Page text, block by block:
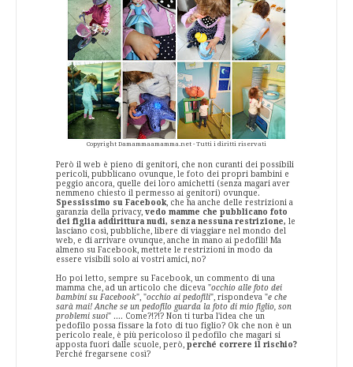
Copyright Damammaamamma.net - Tutti i diritti riservati
Però il web è pieno di genitori, che non curanti dei possibili
pericoli, pubblicano ovunque, le foto dei propri bambini e
peggio ancora, quelle dei loro amichetti (senza magari aver
nemmeno chiesto il permesso ai genitori) ovunque.
Spessissimo su Facebook , che ha anche delle restrizioni a
garanzia della privacy, vedo mamme che pubblicano foto
dei figlia addirittura nudi, senza nessuna restrizione, le
lasciano così, pubbliche, libere di viaggiare nel mondo del
web, e di arrivare ovunque, anche in mano ai pedofili! Ma
almeno su Facebook, mettete le restrizioni in modo da
essere visibili solo ai vostri amici, no?
Ho poi letto, sempre su Facebook, un commento di una
mamma che, ad un articolo che diceva "occhio alle foto dei
bambini su Facebook", "occhio ai pedofili", rispondeva "e che
sarà mai! Anche se un pedofilo guarda la foto di mio figlio, son
problemi suoi" .... Come?!?!? Non ti turba l'idea che un
pedofilo possa fissare la foto di tuo figlio? Ok che non è un
pericolo reale, è più pericoloso il pedofilo che magari si
apposta fuori dalle scuole, però, perché correre il rischio?
Perché fregarsene così?